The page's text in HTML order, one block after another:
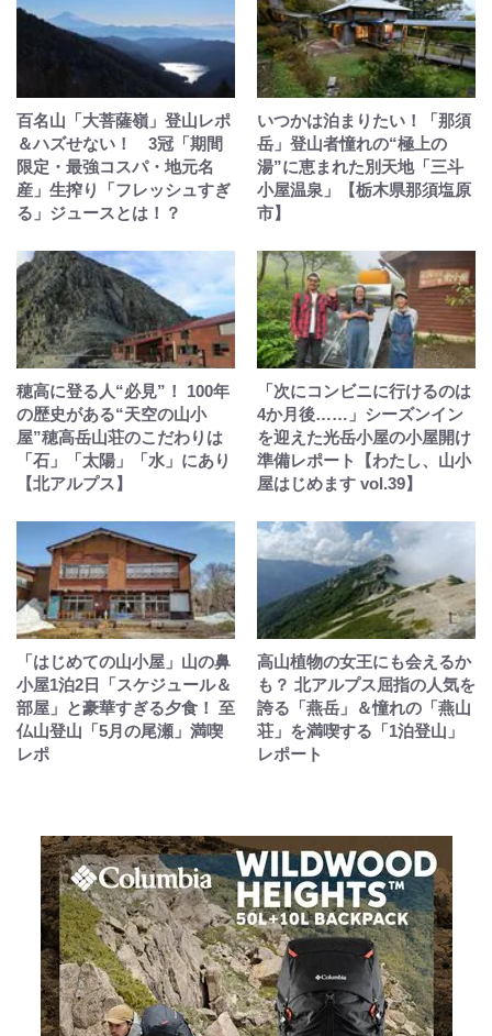
百名山「大菩薩嶺」登山レポ
＆ハズせない！ 3冠「期間
限定・最強コスパ・地元名
産」生搾り「フレッシュすぎ
る」ジュースとは！？
いつかは泊まりたい！「那須
岳」登山者憧れの“極上の
湯”に恵まれた別天地「三斗
小屋温泉」【栃木県那須塩原
市】
穂高に登る人“必見”！ 100年
の歴史がある“天空の山小
屋”穂高岳山荘のこだわりは
「石」「太陽」「水」にあり
【北アルプス】
「次にコンビニに行けるのは
4か月後……」シーズンイン
を迎えた光岳小屋の小屋開け
準備レポート【わたし、山小
屋はじめます vol.39】
「はじめての山小屋」山の鼻
小屋1泊2日「スケジュール＆
部屋」と豪華すぎる夕食！ 至
仏山登山「5月の尾瀬」満喫
レポ
高山植物の女王にも会えるか
も？ 北アルプス屈指の人気を
誇る「燕岳」＆憧れの「燕山
荘」を満喫する「1泊登山」
レポート